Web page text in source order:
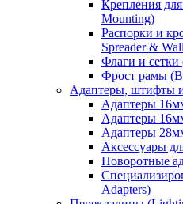
Крепления
Mounting)
Распорки и
Spreader &
Флаги и сетки
Фрост рамы
Адаптеры, штифты
Адаптеры
Адаптеры
Адаптеры
Аксессуары
Поворотные
Adapters)